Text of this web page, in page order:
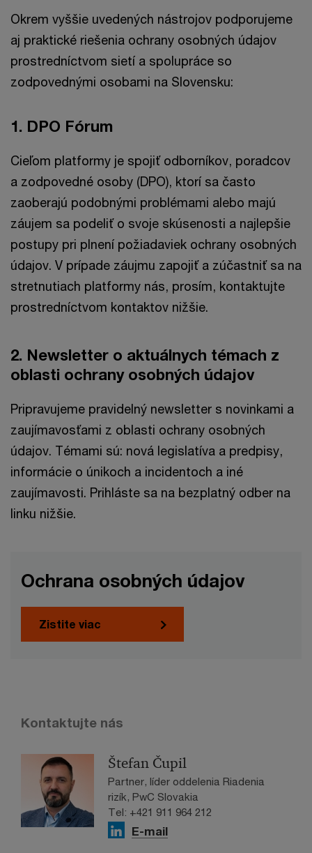
Okrem vyššie uvedených nástrojov podporujeme
aj praktické riešenia ochrany osobných údajov
prostredníctvom sietí a spolupráce so
zodpovednými osobami na Slovensku:
1. DPO Fórum
Cieľom platformy je spojiť odborníkov, poradcov
a zodpovedné osoby (DPO), ktorí sa často
zaoberajú podobnými problémami alebo majú
záujem sa podeliť o svoje skúsenosti a najlepšie
postupy pri plnení požiadaviek ochrany osobných
údajov. V prípade záujmu zapojiť a zúčastniť sa na
stretnutiach platformy nás, prosím, kontaktujte
prostredníctvom kontaktov nižšie.
2. Newsletter o aktuálnych témach z
oblasti ochrany osobných údajov
Pripravujeme pravidelný newsletter s novinkami a
zaujímavosťami z oblasti ochrany osobných
údajov. Témami sú: nová legislatíva a predpisy,
informácie o únikoch a incidentoch a iné
zaujímavosti. Prihláste sa na bezplatný odber na
linku nižšie.
Ochrana osobných údajov
Zistite viac
Kontaktujte nás
Štefan Čupil
Partner, líder oddelenia Riadenia
rizík, PwC Slovakia
Tel: +421 911 964 212
E-mail